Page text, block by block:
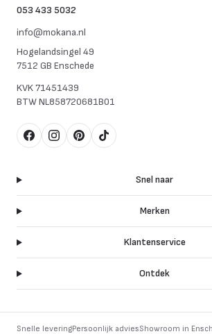
053 433 5032
info@mokana.nl
Hogelandsingel 49
7512 GB Enschede
KVK71451439
BTWNL858720681B01
FacebookInstagram
Pinterest
TikTok
Snel naar
Merken
Klantenservice
Ontdek
Snelle leveringPersoonlijk adviesShowroom in